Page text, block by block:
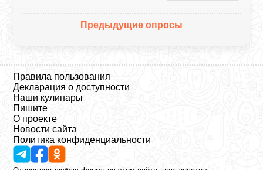
Предыдущие опросы
Правила пользования
Декларация о доступности
Наши кулинары
Пишите
О проекте
Новости сайта
Политика конфиденциальности